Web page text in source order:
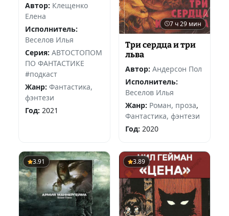
Автор: Клещенко
Елена
Исполнитель:
Веселов Илья
Серия: АВТОСТОПОМ
ПО ФАНТАСТИКЕ
#подкаст
Жанр: Фантастика,
фэнтези
Год: 2021
7 ч 29 мин
Три сердца и три
льва
Автор: Андерсон Пол
Исполнитель:
Веселов Илья
Жанр: Роман, проза,
Фантастика, фэнтези
Год: 2020
3.91 3.89